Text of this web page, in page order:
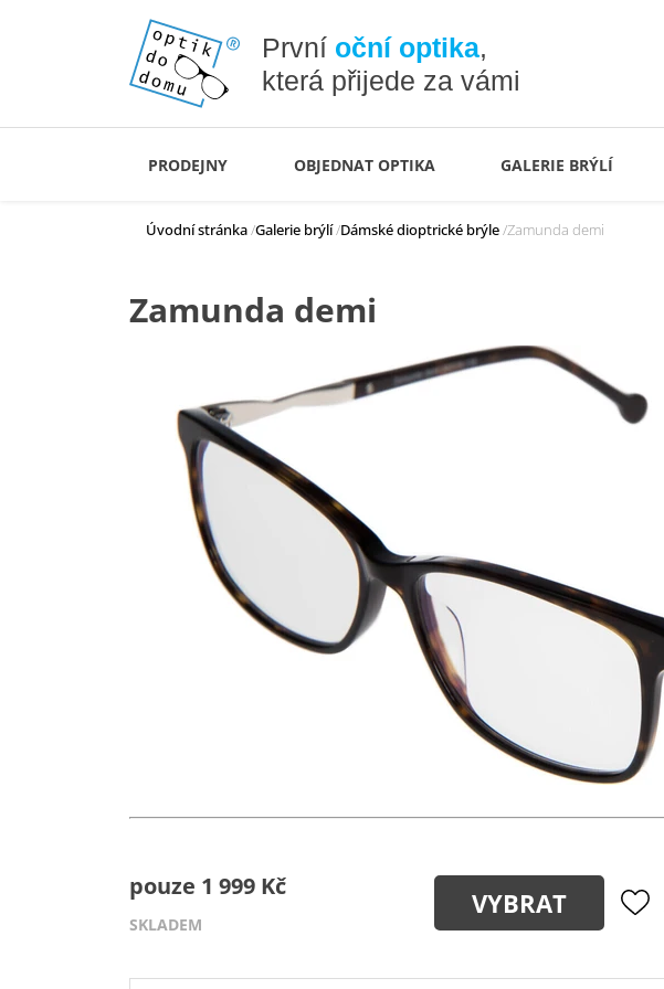
První oční optika,
která přijede za vámi
PRODEJNY OBJEDNAT OPTIKA GALERIE BRÝLÍ
Úvodní stránka Galerie brýlí Dámské dioptrické brýle Zamunda demi
Zamunda demi
VYBRAT
pouze 1 999 Kč
SKLADEM